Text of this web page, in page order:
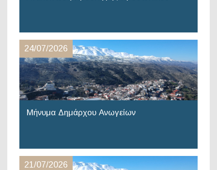
24/07/2026
Μήνυμα Δημάρχου Ανωγείων
21/07/2026